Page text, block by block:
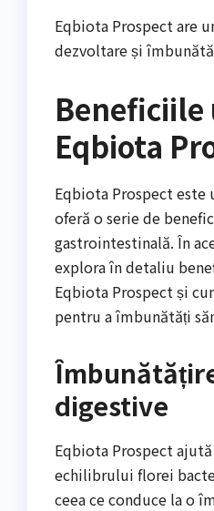
Eqbiota Prospect are
dezvoltare și
Eqbiota
Eqbiota Prospect este
oferă o serie de
gastrointestinală. În
explora în detaliu
Eqbiota Prospect și
pentru a îmbunătăți
digestive
Eqbiota Prospect
echilibrului florei
ceea ce conduce la o